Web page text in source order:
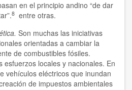
en el principio andino “de dar
8 entre otras.
Son muchas las iniciativas
orientadas a cambiar la
de combustibles fósiles.
esfuerzos locales y nacionales. En
vehículos eléctricos que inundan
de impuestos ambientales